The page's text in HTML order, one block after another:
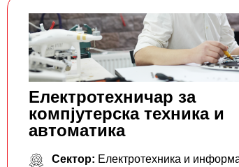
Електротехничар за
компјутерска техника и
автоматика
Сектор: Електротехника и